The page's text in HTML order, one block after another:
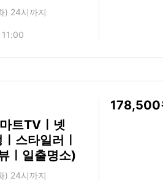
) 24시까지
트TVㅣ넷
스타일러ㅣ
ㅣ일출명소)
) 24시까지
178,500